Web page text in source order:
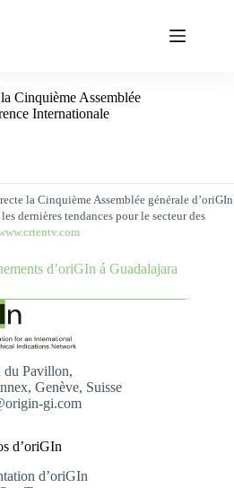
Cinquième Assemblée
Internationale
la Cinquième Assemblée générale d’oriGIn
dernières tendances pour le secteur des
d’oriGIn á Guadalajara
du Pavillon,
Genève, Suisse
gi.com
d’oriGIn
d’oriGIn